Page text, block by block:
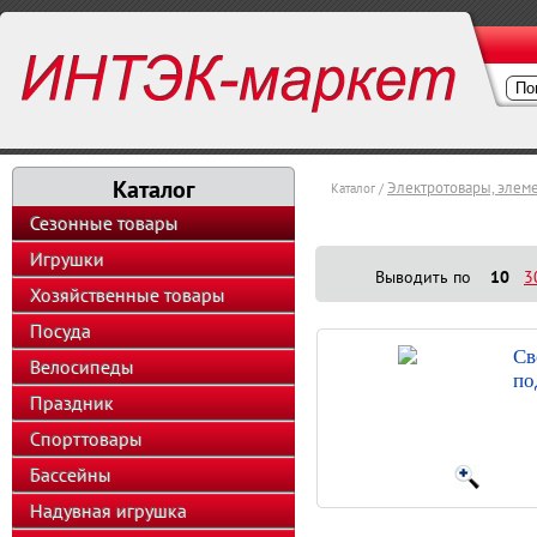
Каталог
Сезонные товары
Игрушки
Хозяйственные товары
Посуда
Велосипеды
Праздник
Спорттовары
Бассейны
Надувная игрушка
Каталог / Электротовары,
Выводить по 10